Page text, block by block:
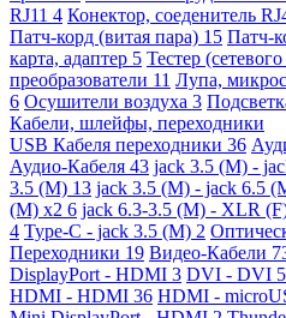
RJ11 4 Конектор, соеденитель
Патч-корд (витая пара) 15 Патч-
карта, адаптер 5 Тестер
преобразователи 11 Лупа,
6 Осушители воздуха 3
Кабели, шлейфы, переходники
USB Кабеля переходники 36
Аудио-Кабеля 43 jack 3.5 (M) -
3.5 (M) 13 jack 3.5 (M) - jack 6.5
(M) x2 6 jack 6.3-3.5 (M) - XLR
4 Type-C - jack 3.5 (M) 2
Переходники 19 Видео-Кабели
DisplayPort - HDMI 3 DVI - DVI 5
HDMI - HDMI 36 HDMI -